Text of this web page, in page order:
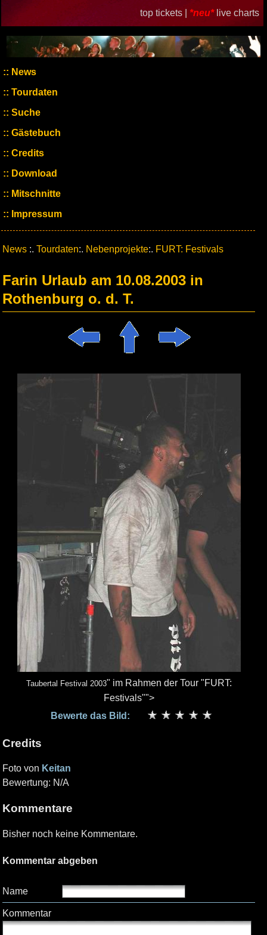
top tickets | *neu* live charts
News
Tourdaten
Suche
Gästebuch
Credits
Download
Mitschnitte
Impressum
News :. Tourdaten:. Nebenprojekte:. FURT: Festivals
Farin Urlaub am 10.08.2003 in
Rothenburg o. d. T.
Taubertal Festival 2003" im Rahmen der Tour "FURT:
Festivals"">
Bewerte das Bild:
Credits
Foto von Keitan
Bewertung: N/A
Kommentare
Bisher noch keine Kommentare.
Kommentar abgeben
Name
Kommentar